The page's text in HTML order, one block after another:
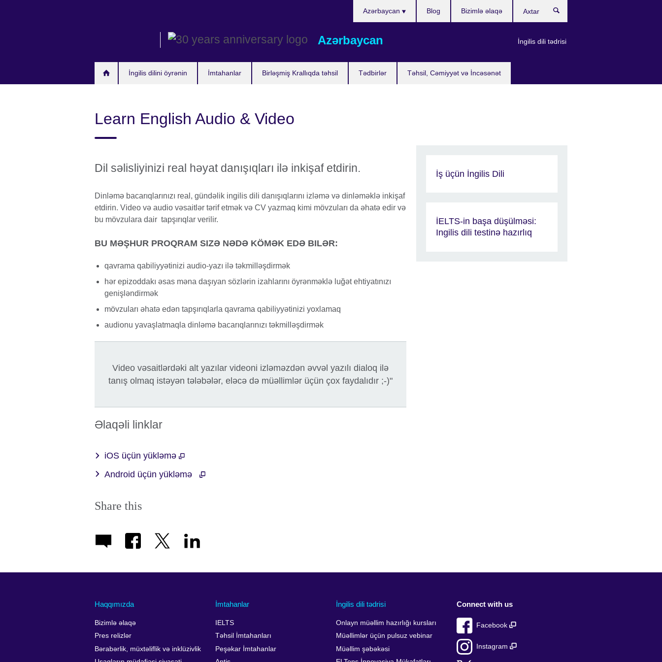
Azərbaycan
İngilis dilini öyrənin İmtahanlar Birləşmiş Krallıqda təhsil Tədbirlər Təhsil, Cəmiyyət və İncəsənət
Azərbaycan
İngilis dili tədrisi
Blog Bizimlə əlaqə
Learn English Audio & Video
Dil səlisliyinizi real həyat danışıqları ilə inkişaf etdirin.
Dinləmə bacarıqlarınızı real, gündəlik ingilis dili danışıqlarını izləmə və dinləməklə inkişaf
etdirin. Video və audio vəsaitlər tərif etmək və CV yazmaq kimi mövzuları da əhatə edir və
bu mövzulara dair tapşırıqlar verilir.
BU MƏŞHUR PROQRAM SIZƏ NƏDƏ KÖMƏK EDƏ BILƏR:
qavrama qabiliyyətinizi audio-yazı ilə təkmilləşdirmək
hər epizoddakı əsas məna daşıyan sözlərin izahlarını öyrənməklə luğət ehtiyatınızı
genişləndirmək
mövzuları əhatə edən tapşırıqlarla qavrama qabiliyyətinizi yoxlamaq
audionu yavaşlatmaqla dinləmə bacarıqlarınızı təkmilləşdirmək
Video vəsaitlərdəki alt yazılar videoni izləməzdən əvvəl yazılı dialoq ilə
tanış olmaq istəyən tələbələr, eləcə də müəllimlər üçün çox faydalıdır ;-)"
Əlaqəli linklar
iOS üçün yükləmə
Android üçün yükləmə
Share this
İş üçün İngilis Dili
İELTS-in başa düşülməsi:
Ingilis dili testinə hazırlıq
Haqqımızda
Bizimlə əlaqə
Pres relizlər
Bərabərlik, müxtəliflik və inklüzivlik
İmtahanlar
IELTS
Təhsil İmtahanları
Peşəkar İmtahanlar
İngilis dili tədrisi
Onlayn müəllim hazırlığı kursları
Müəllimlər üçün pulsuz vebinar
Müəllim şəbəkəsi
Connect with us
Facebook
Instagram